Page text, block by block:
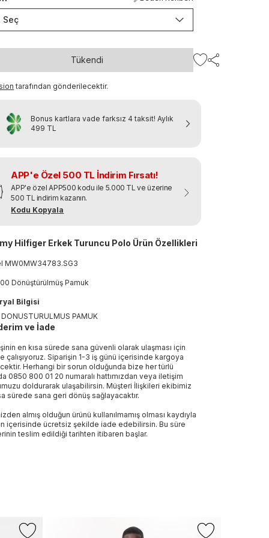
Seç
Tükendi
tarafından gönderilecektir.
Bonus kartlara vade farksız 4 taksit! Aylık
499 TL
APP'e Özel 500 TL İndirim Fırsatı!
APP'e özel APP500 kodu ile 5.000 TL ve üzerine
500 TL indirim kazanın.
Kodu Kopyala
Hilfiger Erkek Turuncu Polo Ürün Özellikleri
MW0MW34783.SG3
Dönüştürülmüş Pamuk
Bilgisi
DONUSTURULMUS PAMUK
ve İade
en kısa sürede sana güvenli olarak ulaşması için
çalışıyoruz. Siparişin 1-3 iş günü içerisinde kargoya
Herhangi bir sorun olduğunda bize her türlü
0850 800 01 20 numaralı hattımızdan veya iletişim
doldurarak ulaşabilirsin. Müşteri İlişkileri ekibimiz
sürede sana geri dönüş sağlayacaktır.
almış olduğun ürünü kullanılmamış olması kaydıyla
içerisinde ücretsiz şekilde iade edebilirsin. Bu süre
teslim edildiği tarihten itibaren başlar.